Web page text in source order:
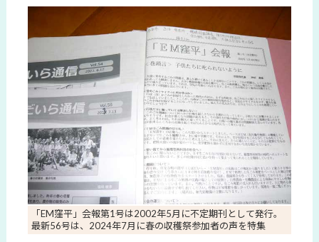
「EM窪平」会報第1号は2002年5月に不定期刊として発行。
最新56号は、2024年7月に春の収穫祭参加者の声を特集